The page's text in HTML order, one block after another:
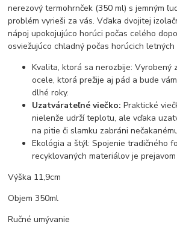
nerezový termohrnček (350 ml) s jemným
problém vyrieši za vás. Vďaka dvojitej
nápoj upokojujúco horúci počas celého
osviežujúco chladný počas horúcich
Kvalita, ktorá sa nerozbije: Vyrobený
ocele, ktorá prežije aj pád a bude
dlhé roky.
Uzatvárateľné viečko: Praktické
nielenže udrží teplotu, ale vďaka
na pitie či slamku zabráni
Ekológia a štýl: Spojenie tradičného
recyklovaných materiálov je
Výška 11,9cm
Objem 350ml
Ručné umývanie